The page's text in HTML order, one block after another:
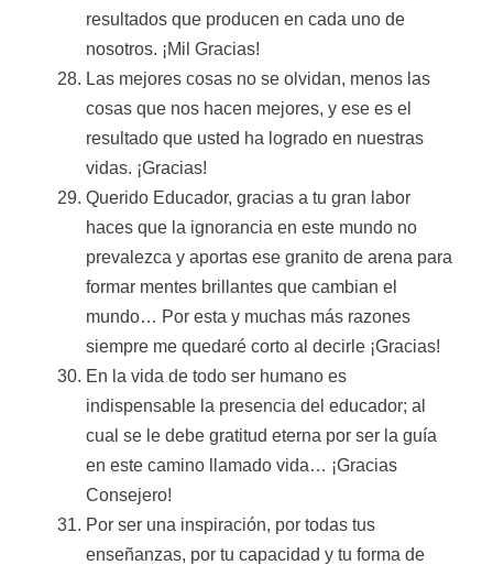
resultados que producen en cada uno de
nosotros. ¡Mil Gracias!
Las mejores cosas no se olvidan, menos las
cosas que nos hacen mejores, y ese es el
resultado que usted ha logrado en nuestras
vidas. ¡Gracias!
Querido Educador, gracias a tu gran labor
haces que la ignorancia en este mundo no
prevalezca y aportas ese granito de arena para
formar mentes brillantes que cambian el
mundo… Por esta y muchas más razones
siempre me quedaré corto al decirle ¡Gracias!
En la vida de todo ser humano es
indispensable la presencia del educador; al
cual se le debe gratitud eterna por ser la guía
en este camino llamado vida… ¡Gracias
Consejero!
Por ser una inspiración, por todas tus
enseñanzas, por tu capacidad y tu forma de